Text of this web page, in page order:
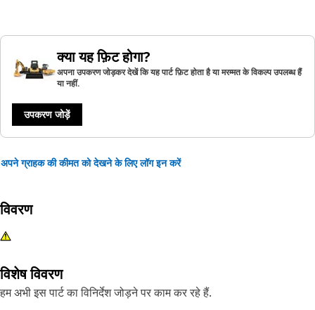
क्या यह फ़िट होगा?
अपना उपकरण जोड़कर देखें कि यह पार्ट फ़िट होता है या मरम्मत के विकल्प उपलब्ध हैं
या नहीं.
उपकरण जोड़ें
अपने ग्राहक की कीमत को देखने के लिए लॉग इन करें
विवरण
विशेष विवरण
हम अभी इस पार्ट का विनिर्देश जोड़ने पर काम कर रहे हैं.